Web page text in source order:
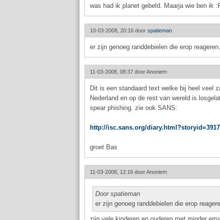
was had ik planet gebeld. Maarja wie ben ik
10-03-2008, 20:16 door spatieman
er zijn genoeg randdebielen die erop reageren.
11-03-2008, 08:37 doorAnoniem
Dit is een standaard text welke bij heel veel
Nederland en op de rest van wereld is
spear phishing. zie ook SANS:
http://isc.sans.org/diary.html?storyid=3917
groet Bas
11-03-2008, 12:16 doorAnoniem
Door spatieman
er zijn genoeg randdebielen die erop